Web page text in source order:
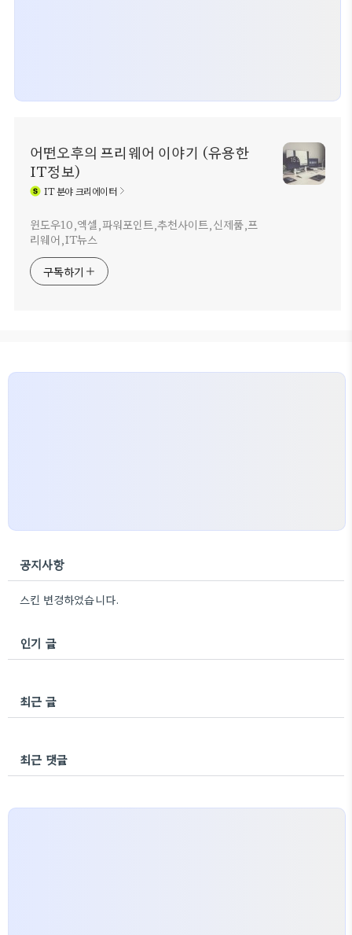
어떤오후의 프리웨어 이야기 (유용한
IT정보)
IT분야 크리에이터
윈도우10,엑셀,파워포인트,추천사이트,신제품,프
리웨어,IT뉴스
구독하기
공지사항
스킨 변경하였습니다.
인기 글
최근 글
최근 댓글